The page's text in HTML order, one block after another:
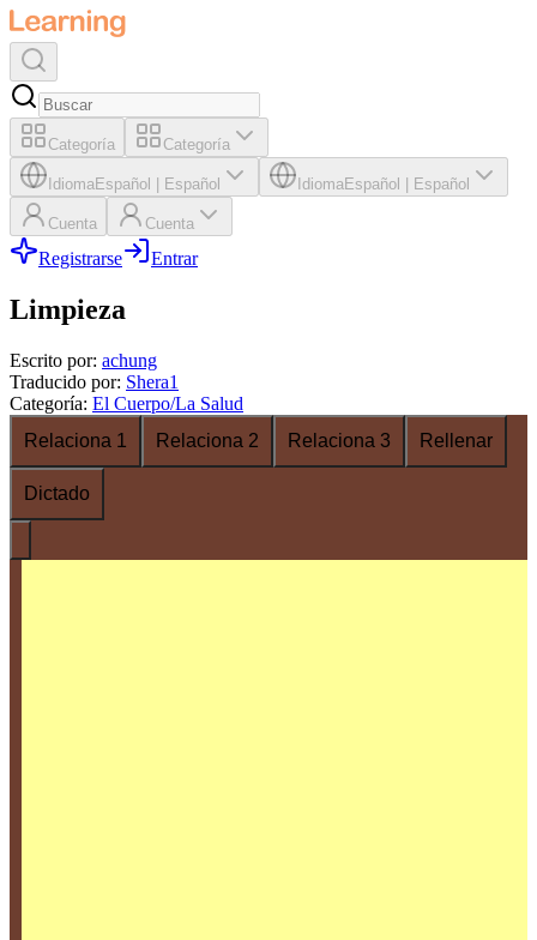
Categoría Categoría
IdiomaEspañol Español IdiomaEspañol Español
Cuenta Cuenta
Registrarse Entrar
Limpieza
Escrito por: achung
Traducido por: Shera1
Categoría: El Cuerpo/La Salud
Relaciona 1
Relaciona 2 Relaciona 3 Rellenar
Dictado